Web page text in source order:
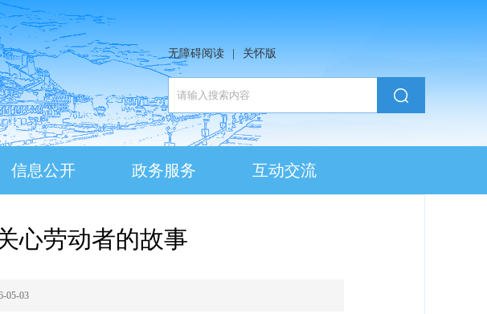
无障碍阅读 关怀版
信息公开 政务服务 互动交流
心劳动者的故事
05-03